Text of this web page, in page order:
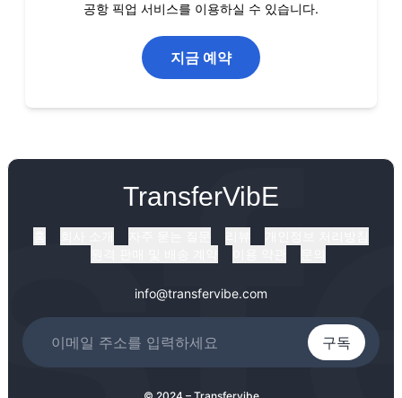
공항 픽업 서비스를 이용하실 수 있습니다.
지금 예약
TransferVibE
info@transfervibe.com
구독